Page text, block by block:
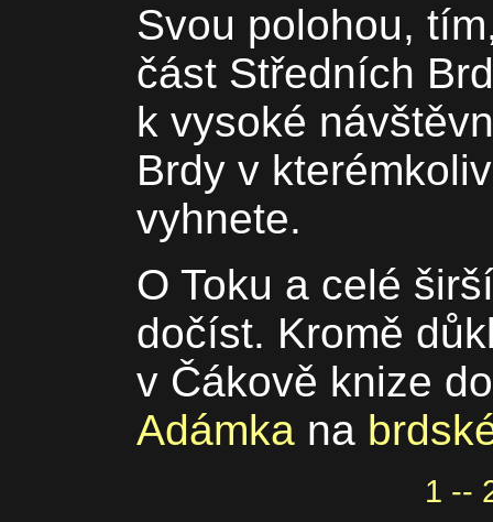
Svou polohou,
část Středních
k vysoké
Brdy v
vyhnete.
O Toku a celé
dočíst. Kromě
v Čákově knize
Adámkana
1 --